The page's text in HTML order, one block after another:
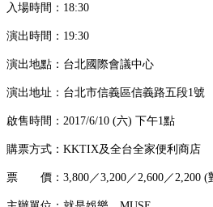
入場時間：18:30
演出時間：19:30
演出地點：台北國際會議中心
演出地址：台北市信義區信義路五段1號
啟售時間：2017/6/10 (六) 下午1點
購票方式：KKTIX及全台全家便利商店
票 價：3,800／3,200／2,600／2,200 (